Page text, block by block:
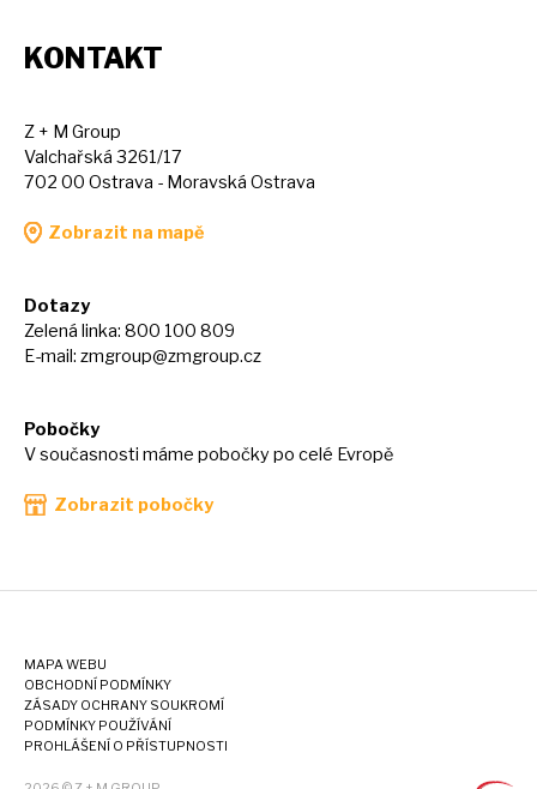
KONTAKT
Z + M Group
Valchařská 3261/17
702 00 Ostrava - Moravská Ostrava
Zobrazit na mapě
Dotazy
Zelená linka: 800 100 809
E-mail: zmgroup@zmgroup.cz
Pobočky
V současnosti máme pobočky po celé Evropě
Zobrazit pobočky
MAPA WEBU
OBCHODNÍ PODMÍNKY
ZÁSADY OCHRANY SOUKROMÍ
PODMÍNKY POUŽÍVÁNÍ
PROHLÁŠENÍ O PŘÍSTUPNOSTI